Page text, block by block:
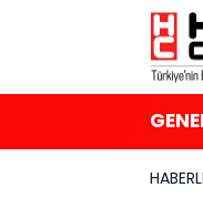
Nöbetçi